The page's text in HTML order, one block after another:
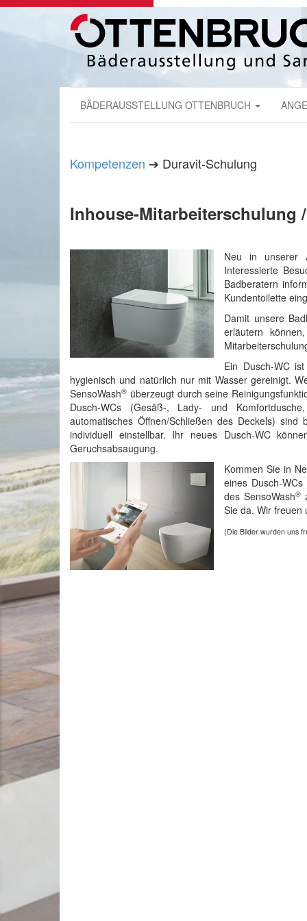
BÄDERAUSSTELLUNG OTTENBRUCH
Kompetenzen ➔ Duravit-Schulung
Inhouse-Mitarbeiterschulung
Neu in unserer
Interessierte
Badberatern
Kundentoilette
Damit unsere
erläutern
Ein Dusch-WC
hygienisch und natürlich nur mit Wasser gereinigt.
SensoWash® überzeugt durch seine
Dusch-WCs (Gesäß-, Lady- und
automatisches Öffnen/Schließen des Deckels)
individuell einstellbar. Ihr neues Dusch-WC
Geruchsabsaugung.
Kommen Sie in
eines Dusch-
des SensoWash®
Sie da. Wir freuen
(Die Bilder wurden uns